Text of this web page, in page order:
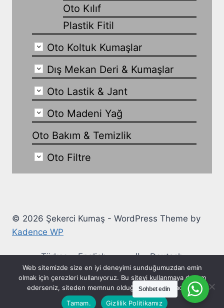
Oto Kılıf
Plastik Fitil
Oto Koltuk Kumaşlar
Dış Mekan Deri & Kumaşlar
Oto Lastik & Jant
Oto Madeni Yağ
Oto Bakım & Temizlik
Oto Filtre
© 2026 Şekerci Kumaş - WordPress Theme by
Kadence WP
Türkçe English العربية
Deutsch
Ελληνικά
Español Français
Italiano
Русский
Polski Українська
Sohbet edin
Web sitemizde size en iyi deneyimi sunduğumuzdan emin
olmak için çerezleri kullanıyoruz. Bu siteyi kullanmaya devam
ederseniz, siteden memnun olduğunuzu varsayacağız.
Tamam.
Gizlilik Politikamız